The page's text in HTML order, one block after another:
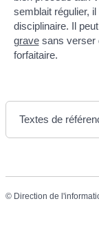
semblait régulier,
disciplinaire. Il
gravesans verser
forfaitaire.
Textes de
© Direction de